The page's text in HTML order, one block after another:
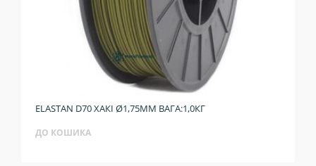
ELASTAN D70 ХАКІ Ø1,75ММ ВАГА:1,0КГ
ДО КОШИКА